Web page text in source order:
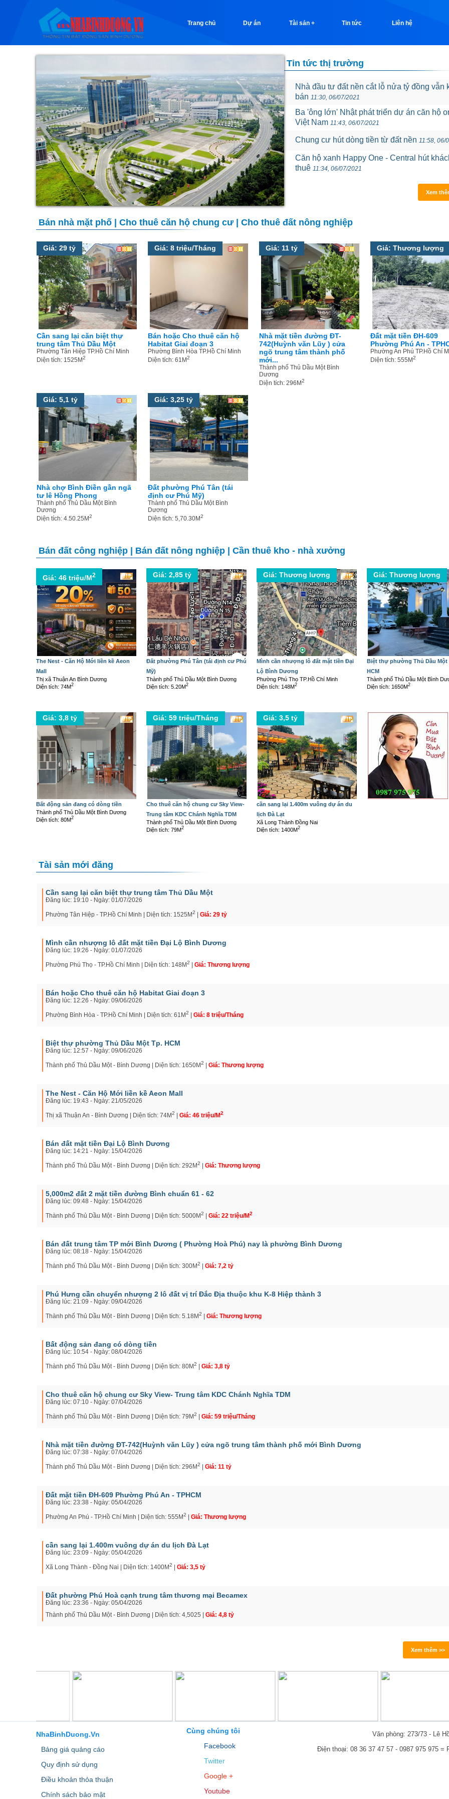
Trang chủ Dự án Tài sản + Tin tức Liên hệ
Tin tức thị trường
Nhà đầu tư đất nền cắt lỗ nửa tỷ đồng vẫn
bán 11:30, 06/07/2021
Ba 'ông lớn' Nhật phát triển dự án căn hộ
Việt Nam 11:43, 06/07/2021
Chung cư hút dòng tiền từ đất nền 11:58, 06/
Căn hộ xanh Happy One - Central hút
thuê 11:34, 06/07/2021
Xem
Bán nhà mặt phố Cho thuê căn hộ chung cư Cho thuê đất nông nghiệp
Giá: 29 tỷ
Cần sang lại căn biệt thự
trung tâm Thủ Dầu Một
Phường Tân Hiệp TP.Hồ Chí Minh
Diện tích: 1525M2
Giá: 8 triệu/Tháng
Bán hoặc Cho thuê căn hộ
Habitat Giai đoạn 3
Phường Bình Hòa TP.Hồ Chí Minh
Diện tích: 61M2
Giá: 11 tỷ
Nhà mặt tiền đường ĐT-
742(Huỳnh văn Lũy ) cửa
ngõ trung tâm thành phố
mới...
Thành phố Thủ Dầu Một Bình
Dương
Diện tích: 296M2
Giá: Thương lượng
Đất mặt tiền ĐH-609
Phường Phú An -
Phường An Phú TP.Hồ Chí
Diện tích: 555M2
Giá: 5,1 tỷ
Nhà chợ Bình Điền gần ngã
tư lê Hồng Phong
Thành phố Thủ Dầu Một Bình
Dương
Diện tích: 4.50.25M2
Giá: 3,25 tỷ
Đất phường Phú Tân (tái
định cư Phú Mỹ)
Thành phố Thủ Dầu Một Bình
Dương
Diện tích: 5,70.30M2
Bán đất công nghiệp Bán đất nông nghiệp Cần thuê kho - nhà xưởng
Giá: 46 triệu/M2
The Nest - Căn Hộ Mới liền kề Aeon
Mall
Thị xã Thuận An Bình Dương
Diện tích: 74M2
Giá: 2,85 tỷ
Đất phường Phú Tân (tái định cư Phú
Mỹ)
Thành phố Thủ Dầu Một Bình Dương
Diện tích: 5.20M2
Giá: Thương lượng
Mình cần nhượng lô đất mặt tiền Đại
Lộ Bình Dương
Phường Phú Thọ TP.Hồ Chí Minh
Diện tích: 148M2
Giá: Thương lượng
Biệt thự phường Thủ Dầu Một
HCM
Thành phố Thủ Dầu Một Bình
Diện tích: 1650M2
Giá: 3,8 tỷ
Bất động sản đang có dòng tiền
Thành phố Thủ Dầu Một Bình Dương
Diện tích: 80M2
Giá: 59 triệu/Tháng
Cho thuê căn hộ chung cư Sky View-
Trung tâm KDC Chánh Nghĩa TDM
Thành phố Thủ Dầu Một Bình Dương
Diện tích: 79M2
Giá: 3,5 tỷ
cần sang lại 1.400m vuông dự án du
lịch Đà Lạt
Xã Long Thành Đồng Nai
Diện tích: 1400M2
Tài sản mới đăng
Cần sang lại căn biệt thự trung tâm Thủ Dầu Một
Đăng lúc: 19:10 - Ngày: 01/07/2026
Phường Tân Hiệp - TP.Hồ Chí Minh | Diện tích: 1525M2 Giá: 29 tỷ
Mình cần nhượng lô đất mặt tiền Đại Lộ Bình Dương
Đăng lúc: 19:26 - Ngày: 01/07/2026
Phường Phú Thọ - TP.Hồ Chí Minh | Diện tích: 148M2 Giá: Thương lượng
Bán hoặc Cho thuê căn hộ Habitat Giai đoạn 3
Đăng lúc: 12:26 - Ngày: 09/06/2026
Phường Bình Hòa - TP.Hồ Chí Minh | Diện tích: 61M2 Giá: 8 triệu/Tháng
Biệt thự phường Thủ Dầu Một Tp. HCM
Đăng lúc: 12:57 - Ngày: 09/06/2026
Thành phố Thủ Dầu Một - Bình Dương | Diện tích: 1650M2 Giá: Thương lượng
The Nest - Căn Hộ Mới liền kề Aeon Mall
Đăng lúc: 19:43 - Ngày: 21/05/2026
Thị xã Thuận An - Bình Dương | Diện tích: 74M2 Giá: 46 triệu/M2
Bán đất mặt tiền Đại Lộ Bình Dương
Đăng lúc: 14:21 - Ngày: 15/04/2026
Thành phố Thủ Dầu Một - Bình Dương | Diện tích: 292M2 Giá: Thương lượng
5,000m2 đất 2 mặt tiền đường Bình chuẩn 61 - 62
Đăng lúc: 09:48 - Ngày: 15/04/2026
Thành phố Thủ Dầu Một - Bình Dương | Diện tích: 5000M2 Giá: 22 triệu/M2
Bán đất trung tâm TP mới Bình Dương ( Phường Hoà Phú) nay là phường Bình Dương
Đăng lúc: 08:18 - Ngày: 15/04/2026
Thành phố Thủ Dầu Một - Bình Dương | Diện tích: 300M2 Giá: 7,2 tỷ
Phú Hưng cần chuyển nhượng 2 lô đất vị trí Đắc Địa thuộc khu K-8 Hiệp thành 3
Đăng lúc: 21:09 - Ngày: 09/04/2026
Thành phố Thủ Dầu Một - Bình Dương | Diện tích: 5.18M2 Giá: Thương lượng
Bất động sản đang có dòng tiền
Đăng lúc: 10:54 - Ngày: 08/04/2026
Thành phố Thủ Dầu Một - Bình Dương | Diện tích: 80M2 Giá: 3,8 tỷ
Cho thuê căn hộ chung cư Sky View- Trung tâm KDC Chánh Nghĩa TDM
Đăng lúc: 07:10 - Ngày: 07/04/2026
Thành phố Thủ Dầu Một - Bình Dương | Diện tích: 79M2 Giá: 59 triệu/Tháng
Nhà mặt tiền đường ĐT-742(Huỳnh văn Lũy ) cửa ngõ trung tâm thành phố mới Bình Dương
Đăng lúc: 07:38 - Ngày: 07/04/2026
Thành phố Thủ Dầu Một - Bình Dương | Diện tích: 296M2 Giá: 11 tỷ
Đất mặt tiền ĐH-609 Phường Phú An - TPHCM
Đăng lúc: 23:38 - Ngày: 05/04/2026
Phường An Phú - TP.Hồ Chí Minh | Diện tích: 555M2 Giá: Thương lượng
cần sang lại 1.400m vuông dự án du lịch Đà Lạt
Đăng lúc: 23:09 - Ngày: 05/04/2026
Xã Long Thành - Đồng Nai | Diện tích: 1400M2 Giá: 3,5 tỷ
Đất phường Phú Hoà cạnh trung tâm thương mại Becamex
Đăng lúc: 23:36 - Ngày: 05/04/2026
Thành phố Thủ Dầu Một - Bình Dương | Diện tích: 4,5025 | Giá: 4,8 tỷ
Xem thêm >>
NhaBinhDuong.Vn
Bảng giá quảng cáo
Quy định sử dụng
Điều khoản thỏa thuận
Chính sách bảo mật
Cùng chúng tôi
Facebook
Twitter
Google +
Youtube
Văn phòng: 273/73 - Lê
Điện thoại: 08 36 37 47 57 - 0987 975 975 =